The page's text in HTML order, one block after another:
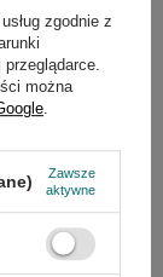
zgodnie z
można
.
Zawsze
aktywne